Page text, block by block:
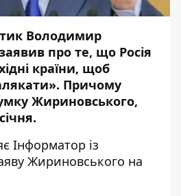
Володимир
про те, що Росія
країни, щоб
Причому
Жириновського,
Інформатор із
Жириновського на